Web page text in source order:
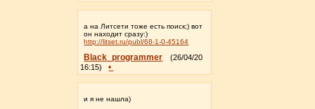
а на Литсети тоже есть поиск;) вот
он находит сразу:)
http://litset.ru/publ/68-1-0-45164
Black_programmer
(26/04/20
16:15)
•
и я не нашла)